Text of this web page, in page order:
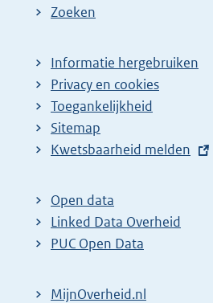
Zoeken
Informatie hergebruiken
Privacy en cookies
Toegankelijkheid
Sitemap
E
t
e
r
Kwetsbaarheid melden
Open data
Linked Data Overheid
PUC Open Data
MijnOverheid.nl